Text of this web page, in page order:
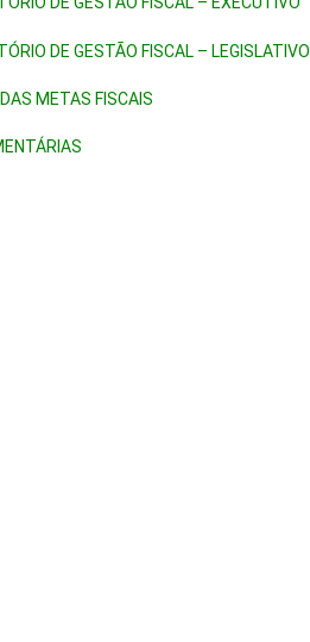
DE GESTÃO FISCAL – LEGISLATIVO
METAS FISCAIS